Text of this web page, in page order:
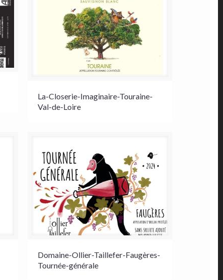
La-Closerie-Imaginaire-Touraine-
Val-de-Loire
Domaine-Ollier-Taillefer-Faugères-
Tournée-générale